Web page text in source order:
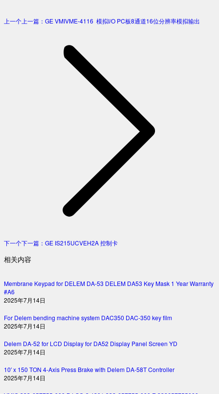
上一个 上一篇： GE VMIVME-4116 模拟I/O PC板8通道16位分辨率模拟输出
下一个下一篇： GE IS215UCVEH2A 控制卡
相关内容
Membrane Keypad for DELEM DA-53 DELEM DA53 Key Mask 1 Year Warranty
#A6
2025年7月14日
For Delem bending machine system DAC350 DAC-350 key film
2025年7月14日
Delem DA-52 for LCD Display for DA52 Display Panel Screen YD
2025年7月14日
10′ x 150 TON 4-Axis Press Brake with Delem DA-58T Controller
2025年7月14日